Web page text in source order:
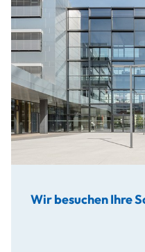
Wir besuchen Ihre